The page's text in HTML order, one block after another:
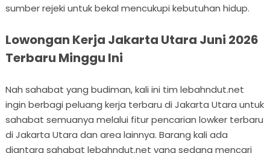
sumber rejeki untuk bekal mencukupi kebutuhan hidup.
Lowongan Kerja Jakarta Utara Juni 2026
Terbaru Minggu Ini
Nah sahabat yang budiman, kali ini tim lebahndut.net
ingin berbagi peluang kerja terbaru di Jakarta Utara untuk
sahabat semuanya melalui fitur pencarian lowker terbaru
di Jakarta Utara dan area lainnya. Barang kali ada
diantara sahabat lebahndut.net yang sedang mencari